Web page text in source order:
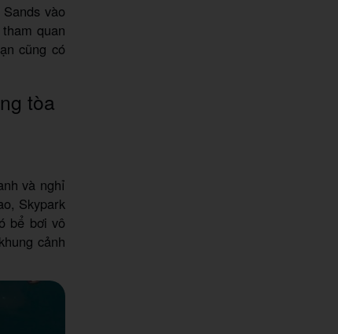
vào
quan
cũng có
tòa
và nghỉ
Skypark
bể bơi vô
cảnh